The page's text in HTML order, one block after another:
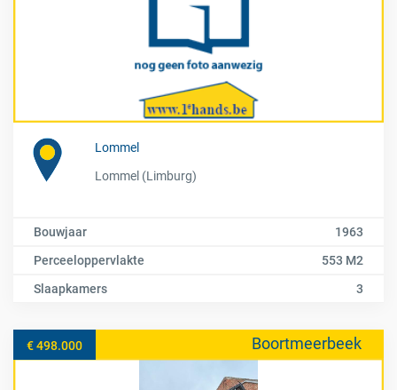
Lommel
Lommel (Limburg)
Bouwjaar
1963
Perceeloppervlakte
553 M2
Slaapkamers
3
€ 498.000 Boortmeerbeek